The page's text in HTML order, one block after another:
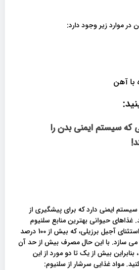
در موارد زیر وجود دارد:
آهن
که سیستم ایمنی بدن را
سیستم ایمنی دارد که برای پیشگیری از
حیوانی بهترین منابع سلنیوم
محسوب می گردند، به استثنای آجیل برزیلی، که بیش از 100 درصد
می سازد. با این حال مصرف بیش از حد آن
بیش از یک تا دو مورد از این
مواد غذایی سرشار از سلنیوم: